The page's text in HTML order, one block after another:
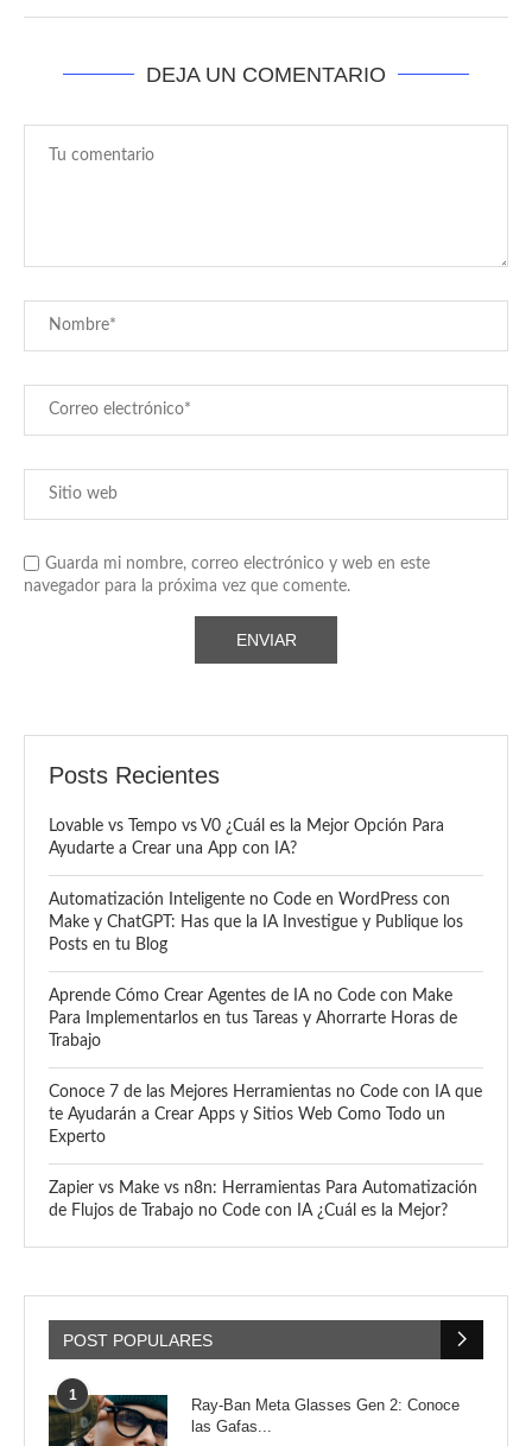
DEJA UN COMENTARIO
Guarda mi nombre, correo electrónico y web en este
navegador para la próxima vez que comente.
Posts Recientes
Lovable vs Tempo vs V0 ¿Cuál es la Mejor Opción Para
Ayudarte a Crear una App con IA?
Automatización Inteligente no Code en WordPress con
Make y ChatGPT: Has que la IA Investigue y Publique los
Posts en tu Blog
Aprende Cómo Crear Agentes de IA no Code con Make
Para Implementarlos en tus Tareas y Ahorrarte Horas de
Trabajo
Conoce 7 de las Mejores Herramientas no Code con IA que
te Ayudarán a Crear Apps y Sitios Web Como Todo un
Experto
Zapier vs Make vs n8n: Herramientas Para Automatización
de Flujos de Trabajo no Code con IA ¿Cuál es la Mejor?
POST POPULARES
1
Ray-Ban Meta Glasses Gen 2: Conoce
las Gafas...